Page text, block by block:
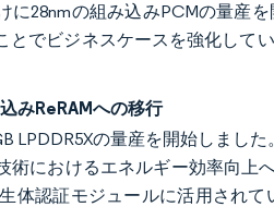
に28nmの組み込みPCMの量産
でビジネスケースを強化して
みReRAMへの移行
LPDDR5Xの量産を開始しまし
におけるエネルギー効率向上
体認証モジュールに活用されて